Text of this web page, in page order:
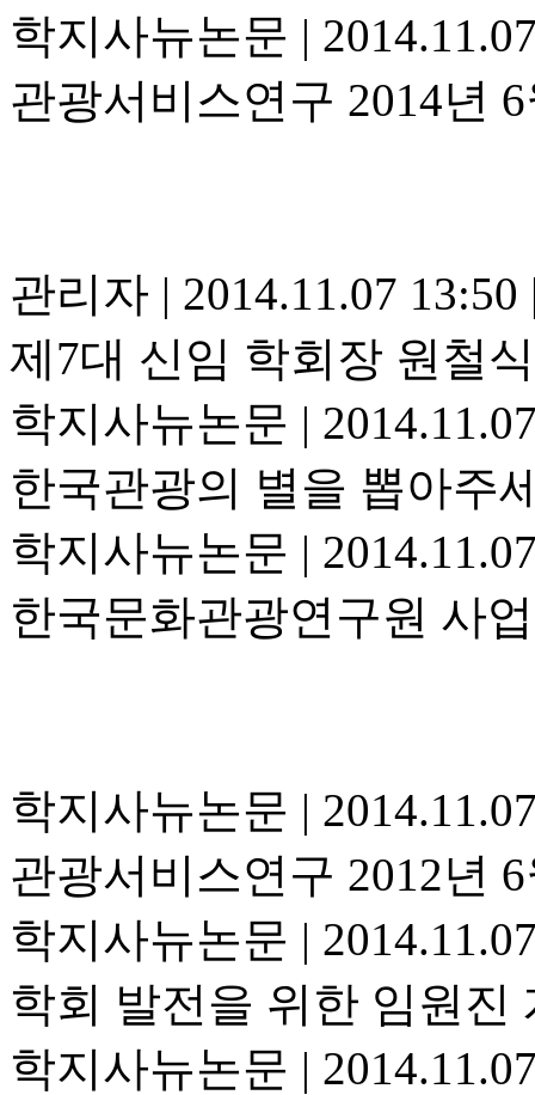
학지사뉴논문 |
관광서비스연구 2014년
관리자 | 2014.11.07 13:50
제7대 신임 학회장 원철
학지사뉴논문 |
한국관광의 별을 뽑아주
학지사뉴논문 |
한국문화관광연구원 사
학지사뉴논문 |
관광서비스연구 2012년
학지사뉴논문 |
학회 발전을 위한 임원진
학지사뉴논문 |